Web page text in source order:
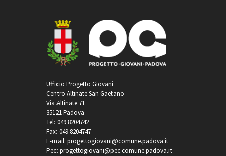
Ufficio Progetto Giovani
Centro Altinate San Gaetano
Via Altinate 71
35121 Padova
Tel: 049 8204742
Fax: 049 8204747
E-mail: progettogiovani@comune.padova.it
Pec: progettogiovani@pec.comune.padova.it